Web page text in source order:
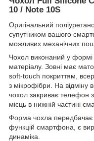
10 / Note 10S
Оригінальний
супутником вашого
можливих механічних
Чохол виконаний у формі
матеріалу. Зовні має
soft-touch покриттям,
з мікрофібри. На відміну
чохол закриває телефон
місць в нижній частині
Форма чохла передбачає
функцій смартфона, є
динаміка.